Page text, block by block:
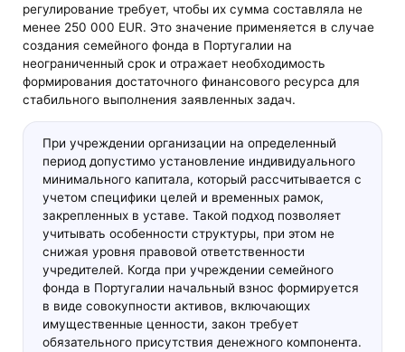
регулирование требует, чтобы их сумма составляла не
менее 250 000 EUR. Это значение применяется в случае
создания семейного фонда в Португалии на
неограниченный срок и отражает необходимость
формирования достаточного финансового ресурса для
стабильного выполнения заявленных задач.
При учреждении организации на определенный
период допустимо установление индивидуального
минимального капитала, который рассчитывается с
учетом специфики целей и временных рамок,
закрепленных в уставе. Такой подход позволяет
учитывать особенности структуры, при этом не
снижая уровня правовой ответственности
учредителей. Когда при учреждении семейного
фонда в Португалии начальный взнос формируется
в виде совокупности активов, включающих
имущественные ценности, закон требует
обязательного присутствия денежного компонента.